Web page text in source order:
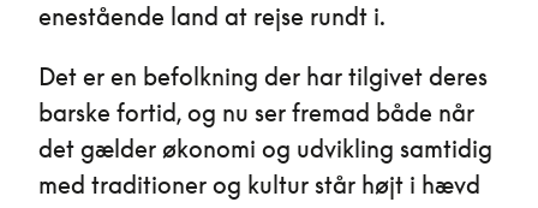
enestående land at rejse rundt i.
Det er en befolkning der har tilgivet deres
barske fortid, og nu ser fremad både når
det gælder økonomi og udvikling samtidig
med traditioner og kultur står højt i hævd